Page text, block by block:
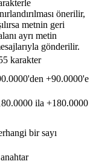
önerilir,
metnin geri
ayrı metin
gönderilir.
karakter
+90.0000'e
ila +180.0000
bir sayı